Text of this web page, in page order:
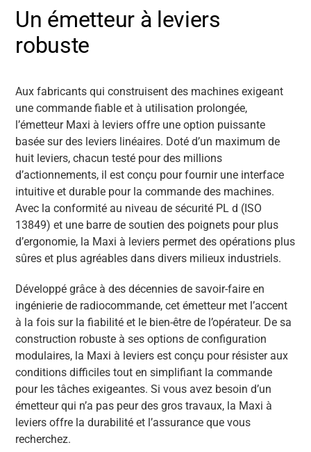
Un émetteur à leviers
robuste
Aux fabricants qui construisent des machines exigeant
une commande fiable et à utilisation prolongée,
l’émetteur Maxi à leviers offre une option puissante
basée sur des leviers linéaires. Doté d’un maximum de
huit leviers, chacun testé pour des millions
d’actionnements, il est conçu pour fournir une interface
intuitive et durable pour la commande des machines.
Avec la conformité au niveau de sécurité PL d (ISO
13849) et une barre de soutien des poignets pour plus
d’ergonomie, la Maxi à leviers permet des opérations plus
sûres et plus agréables dans divers milieux industriels.
Développé grâce à des décennies de savoir-faire en
ingénierie de radiocommande, cet émetteur met l’accent
à la fois sur la fiabilité et le bien-être de l’opérateur. De sa
construction robuste à ses options de configuration
modulaires, la Maxi à leviers est conçu pour résister aux
conditions difficiles tout en simplifiant la commande
pour les tâches exigeantes. Si vous avez besoin d’un
émetteur qui n’a pas peur des gros travaux, la Maxi à
leviers offre la durabilité et l’assurance que vous
recherchez.